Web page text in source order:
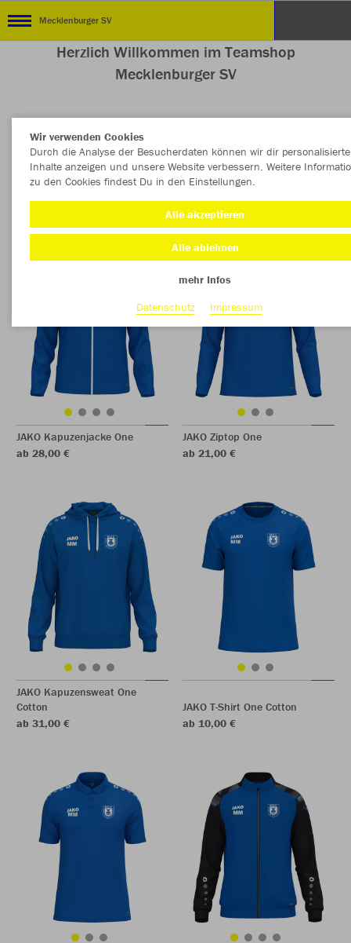
Mecklenburger SV
Herzlich Willkommen im Teamshop
Mecklenburger SV
Nachhaltig Farbe
JAKO Kapuzenjacke One
ab 28,00 €
JAKO Ziptop One
ab 21,00 €
JAKO Kapuzensweat One
Cotton
ab 31,00 €
JAKO T-Shirt One Cotton
ab 10,00 €
Wir verwenden Cookies
Durch die Analyse der Besucherdaten können wir dir personalisierte
Inhalte anzeigen und unsere Website verbessern. Weitere
zu den Cookies findest Du in den Einstellungen.
Alle akzeptieren
Alle ablehnen
mehr Infos
Datenschutz
Impressum